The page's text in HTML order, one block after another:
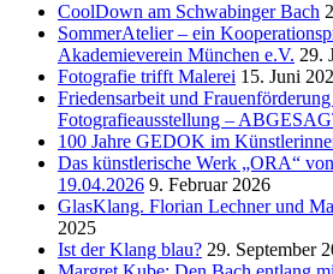
CoolDown am Schwabinger Bach
SommerAtelier – ein
Akademieverein München e.V. 29.
Fotografie trifft Malerei 15. Juni
Friedensarbeit und
Fotografieausstellung –
100 Jahre GEDOK im
Das künstlerische Werk „ORA“
19.04.2026 9. Februar 2026
GlasKlang. Florian Lechner und
2025
Ist der Klang blau? 29. September